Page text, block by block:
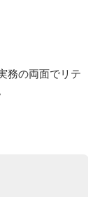
います。その
現できている
会社の理念に
ませんか？
務の両面でリテ
を実施するサ